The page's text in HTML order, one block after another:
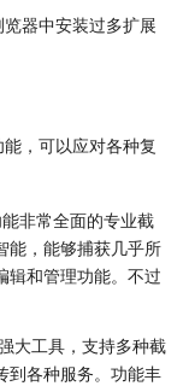
器中安装过多扩展
，可以应对各种复
非常全面的专业截
能，能够捕获几乎所
辑和管理功能。不过
大工具，支持多种截
到各种服务。功能丰